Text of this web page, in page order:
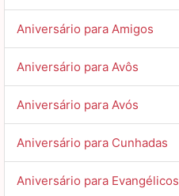
Aniversário para Amigos
Aniversário para Avôs
Aniversário para Avós
Aniversário para Cunhadas
Aniversário para Evangélicos